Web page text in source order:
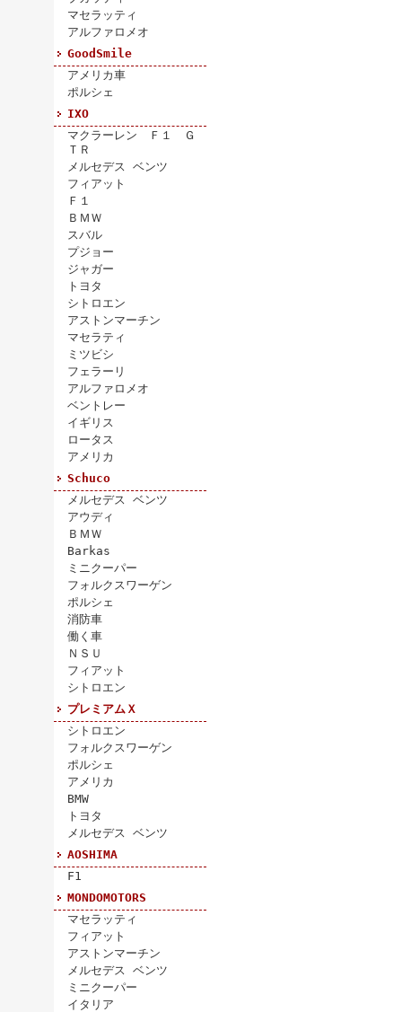
マセラッティ
アルファロメオ
GoodSmile
アメリカ車
ポルシェ
IXO
マクラーレン Ｆ１ Ｇ
ＴＲ
メルセデス ベンツ
フィアット
Ｆ１
ＢＭＷ
スバル
プジョー
ジャガー
トヨタ
シトロエン
アストンマーチン
マセラティ
ミツビシ
フェラーリ
アルファロメオ
ベントレー
イギリス
ロータス
アメリカ
Schuco
メルセデス ベンツ
アウディ
ＢＭＷ
Barkas
ミニクーパー
フォルクスワーゲン
ポルシェ
消防車
働く車
ＮＳＵ
フィアット
シトロエン
プレミアムＸ
シトロエン
フォルクスワーゲン
ポルシェ
アメリカ
BMW
トヨタ
メルセデス ベンツ
AOSHIMA
F1
MONDOMOTORS
マセラッティ
フィアット
アストンマーチン
メルセデス ベンツ
ミニクーパー
イタリア